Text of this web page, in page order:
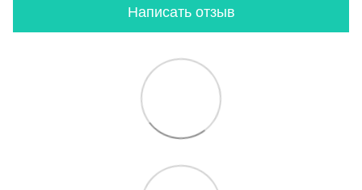
Написать отзыв